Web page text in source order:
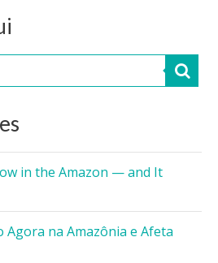
in the Amazon — and It
Agora na Amazônia e Afeta